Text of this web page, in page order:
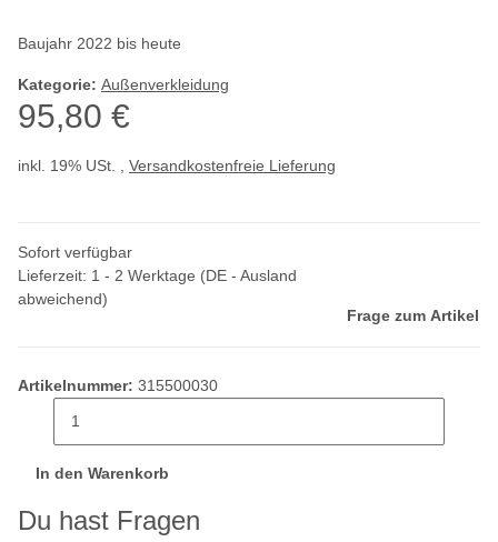
Baujahr 2022 bis heute
Kategorie: Außenverkleidung
95,80 €
inkl. 19% USt. , Versandkostenfreie Lieferung
Sofort verfügbar
Lieferzeit: 1 - 2 Werktage (DE - Ausland
abweichend)
Frage zum Artikel
Artikelnummer: 315500030
In den Warenkorb
Du hast Fragen